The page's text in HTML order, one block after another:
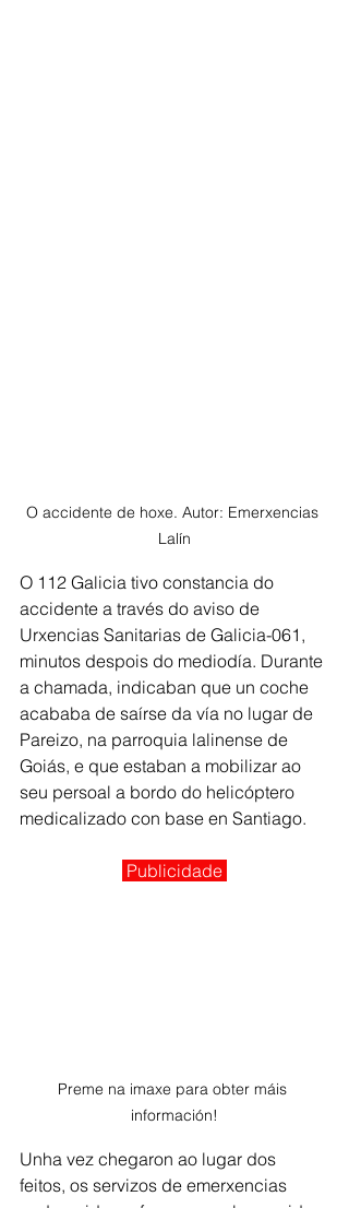
O accidente de hoxe. Autor: Emerxencias
Lalín
O 112 Galicia tivo constancia do
accidente a través do aviso de
Urxencias Sanitarias de Galicia-061,
minutos despois do mediodía. Durante
a chamada, indicaban que un coche
acababa de saírse da vía no lugar de
Pareizo, na parroquia lalinense de
Goiás, e que estaban a mobilizar ao
seu persoal a bordo do helicóptero
medicalizado con base en Santiago.
Publicidade
Preme na imaxe para obter máis
información!
Unha vez chegaron ao lugar dos
feitos, os servizos de emerxencias